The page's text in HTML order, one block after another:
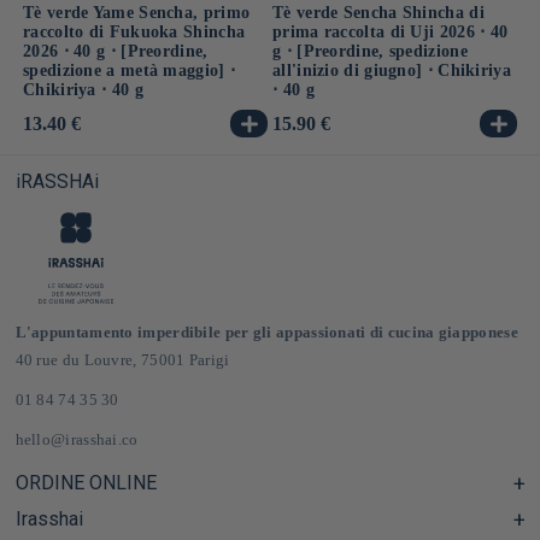
Tè verde Yame Sencha, primo
raccolto di Fukuoka Shincha
2026 ⋅ 40 g ⋅ [Preordine,
spedizione a metà maggio] ⋅
Chikiriya ⋅ 40 g
Prezzo
13.40 €
Tè verde Sencha Shincha di
prima raccolta di Uji 2026 ⋅ 40
g ⋅ [Preordine, spedizione
all'inizio di giugno] ⋅ Chikiriya
⋅ 40 g
Prezzo
15.90 €
iRASSHAi
L'appuntamento imperdibile per gli appassionati di cucina giapponese
40 rue du Louvre, 75001 Parigi
01 84 74 35 30
hello@irasshai.co
ORDINE ONLINE
Centro assistenza e Domande frequenti
Irasshai